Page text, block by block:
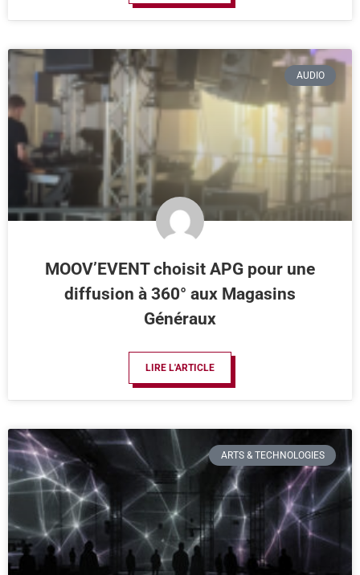
AUDIO
MOOV’EVENT choisit APG pour une
diffusion à 360° aux Magasins
Généraux
LIRE L'ARTICLE
ARTS & TECHNOLOGIES